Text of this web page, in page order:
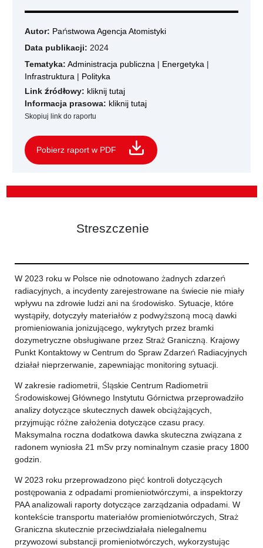
Autor: Państwowa Agencja Atomistyki
Data publikacji: 2024
Tematyka: Administracja publiczna | Energetyka |
Infrastruktura | Polityka
Link źródłowy: kliknij tutaj
Informacja prasowa: kliknij tutaj
Skopiuj link do raportu
Pobierz raport w PDF
Streszczenie
W 2023 roku w Polsce nie odnotowano żadnych zdarzeń
radiacyjnych, a incydenty zarejestrowane na świecie nie miały
wpływu na zdrowie ludzi ani na środowisko. Sytuacje, które
wystąpiły, dotyczyły materiałów z podwyższoną mocą dawki
promieniowania jonizującego, wykrytych przez bramki
dozymetryczne obsługiwane przez Straż Graniczną. Krajowy
Punkt Kontaktowy w Centrum do Spraw Zdarzeń Radiacyjnych
działał nieprzerwanie, zapewniając monitoring sytuacji.
W zakresie radiometrii, Śląskie Centrum Radiometrii
Środowiskowej Głównego Instytutu Górnictwa przeprowadziło
analizy dotyczące skutecznych dawek obciążających,
przyjmując różne założenia dotyczące czasu pracy.
Maksymalna roczna dodatkowa dawka skuteczna związana z
radonem wyniosła 21 mSv przy nominalnym czasie pracy 1800
godzin.
W 2023 roku przeprowadzono pięć kontroli dotyczących
postępowania z odpadami promieniotwórczymi, a inspektorzy
PAA analizowali raporty dotyczące zarządzania odpadami. W
kontekście transportu materiałów promieniotwórczych, Straż
Graniczna skutecznie przeciwdziałała nielegalnemu
przywozowi substancji promieniotwórczych, wykorzystując